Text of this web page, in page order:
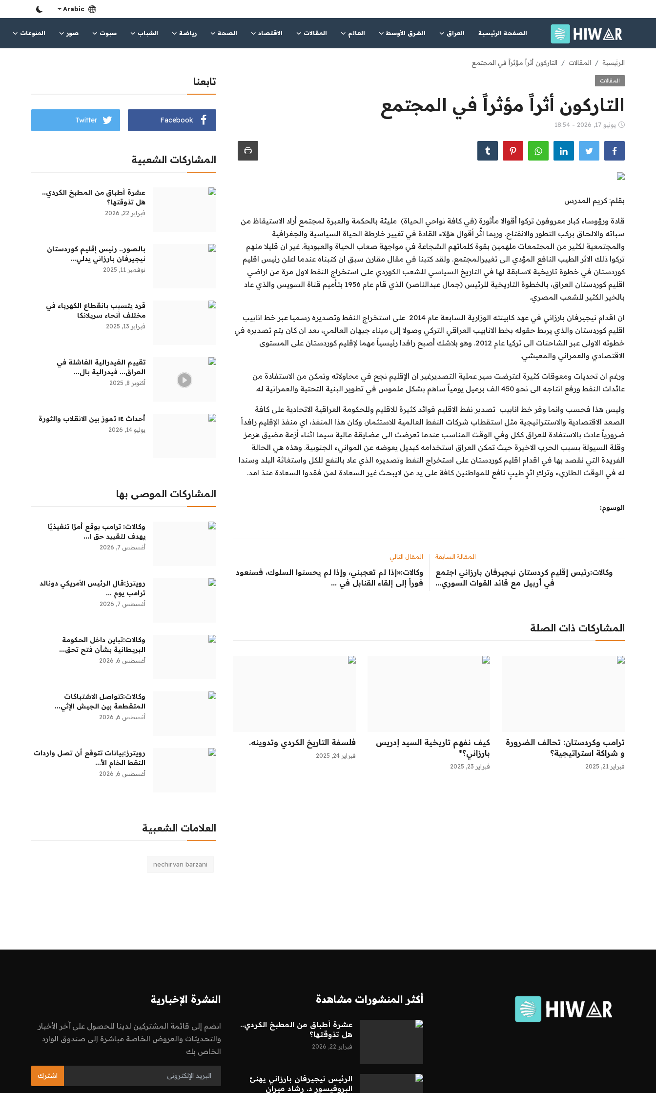
Arabic
الصفحة الرئيسية العراق الشرق الأوسط العالم المقالات الاقتصاد الصحة رياضة الشباب سبوت صور المنوعات
الصفحة الرئيسية
الشرق الأوسط
الشباب
المنوعات
اليوم في التاريخ
Arabic
الرئيسية المقالات التاركون أثراً مؤثراً في المجتمع
المقالات
التاركون أثراً مؤثراً في المجتمع
يونيو 17, 2026 - 18:54
بقلم: كريم المدرس
قادة ورؤوساء كبار معروفون تركوا أقوالا مأثورة (في كافة نواحي الحياة) مليئة بالحكمة والعبرة لمجتمع أراد الاستيقاظ من
سباته والالحاق بركب التطور والانفتاح. وربما اثّر أقوال هؤلاء القادة في تغيير خارطة الحياة السياسية والجغرافية
والمجتمعية لكثير من المجتمعات ملهمين بقوة كلماتهم الشجاعة في مواجهة صعاب الحياة والعبودية. غير ان قليلا منهم
تركوا ذلك الاثر الطيب النافع المؤدي الى تغييرالمجتمع. ولقد كتبنا في مقال مقارن سبق ان كتبناه عندما اعلن رئيس اقليم
كوردستان في خطوة تاريخية لاسابقة لها في التاريخ السياسي للشعب الكوردي على استخراج النفط لاول مرة من اراضي
اقليم كوردستان العراق، بالخطوة التاريخية للرئيس (جمال عبدالناصر) الذي قام عام 1956 بتأميم قناة السويس والذي عاد
بالخير الكثير للشعب المصري.
ان اقدام نيجيرفان بارزاني في عهد كابينته الوزارية السابعة عام 2014
على استخراج النفط وتصديره رسميا عبر خط انابيب
اقليم كوردستان والذي يربط حقوله بخط الانابيب العراقي التركي وصولا إلى ميناء جيهان العالمي، بعد ان كان يتم تصديره في
خطوته الاولى عبر الشاحنات الى تركيا عام 2012. وهو بلاشك أصبح رافدا رئيسياً مهما لإقليم كوردستان على المستوى
الاقتصادي والعمراني والمعيشي.
ورغم ان تحديات ومعوقات كثيرة اعترضت سير عملية التصديرغير ان الإقليم نجح في محاولاته وتمكن من الاستفادة من
عائدات النفط ورفع انتاجه الى نحو 450 الف برميل يومياً ساهم بشكل ملموس في تطوير البنية التحتية والعمرانية له.
وليس هذا فحسب وانما وفر خط انابيب تصدير نفط الاقليم فوائد كثيرة للاقليم وللحكومة العراقية الاتحادية على كافة
الصعد الاقتصادية والاستتراتيجية مثل استقطاب شركات النفط العالمية للاستثمار، وكان هذا المنفذ، اي منفذ الإقليم رافداً
ضرورياً عادت بالاستفادة للعراق ككل وفي الوقت المناسب عندما تعرضت الى مضايقة مالية سيما اثناء أزمة مضيق هرمز
وقلة السيولة بسبب الحرب الاخيرة حيث تمكن العراق استخدامه كبديل يعوضه عن الموانيء الجنوبية. وهذه هي الحالة
الفريدة التي نقصد بها في اقدام اقليم كوردستان على استخراج النفط وتصديره الذي عاد بالنفع للكل واستغاثة البلد وسندا
له في الوقت الطاريء وتركِ اثرٍ طيبٍ نافع للمواطنين كافة على يد من لايبحث غير السعادة لمن فقدوا السعادة منذ امد.
الوسوم:
المقالة السابقة
وكالات:‏رئيس إقليم كردستان نيجيرفان بارزاني اجتمع
في أربيل مع قائد القوات السوري...
المقال التالي
وكالات:«إذا لم تعجبني، وإذا لم يحسنوا السلوك، فسنعود
فوراً إلى إلقاء القنابل في ...
المشاركات ذات الصلة
ترامب وكردستان: تحالف الضرورة
و شراكة استراتيجية؟
فبراير 21, 2025
كيف نفهم تاريخية السيد إدريس
بارزاني؟*
فبراير 23, 2025
فلسفة التاريخ الكردي وتدوينه.
فبراير 24, 2025
تابعنا
Facebook
Twitter
المشاركات الشعبية
عشرة أطباق من المطبخ الكردي..
هل تذوقتها؟
فبراير 22, 2026
بالصور.. رئيس إقليم كوردستان
نيجيرفان بارزاني يدلي...
نوفمبر 11, 2025
قرد يتسبب بانقطاع الكهرباء في
مختلف أنحاء سريلانكا
فبراير 13, 2025
تقييم الفيدرالية الفاشلة في
العراق... فيدرالية بال...
أكتوبر 8, 2025
أحداث ١٤ تموز بين الانقلاب والثورة
يوليو 14, 2026
المشاركات الموصى بها
وكالات: ترامب بوقع أمرًا تنفيذيًا
يهدف لتقييد حق ا...
أغسطس 7, 2026
رويترز:‏قال ​الرئيس ​الأمريكي ⁠دونالد ​
ترامب ​يوم ...
أغسطس 7, 2026
وكالات:‏تباين داخل الحكومة
البريطانية بشأن فتح تحق...
أغسطس 6, 2026
وكالات:‏تتواصل الاشتباكات
المتقطعة بين الجيش الإثي...
أغسطس 6, 2026
رويترز:‏بيانات تتوقع أن تصل واردات
النفط الخام الأ...
أغسطس 6, 2026
العلامات الشعبية
nechirvan barzani
أكثر المنشورات مشاهدة
عشرة أطباق من المطبخ الكردي..
هل تذوقتها؟
فبراير 22, 2026
الرئيس نيجيرفان بارزاني يهنئ
البروفيسور د. رشاد ميران
النشرة الإخبارية
انضم إلى قائمة المشتركين لدينا للحصول على آخر الأخبار
والتحديثات والعروض الخاصة مباشرة إلى صندوق الوارد
الخاص بك
اشترك